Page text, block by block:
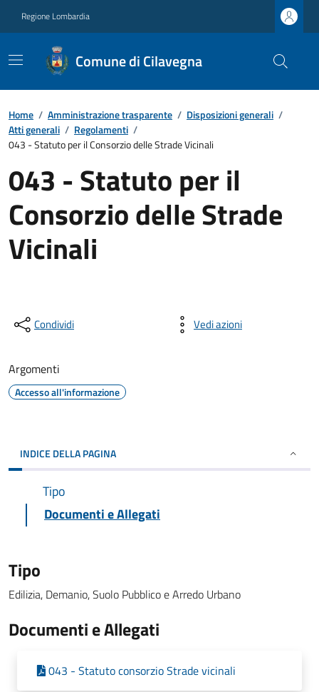
Regione Lombardia
Comune di Cilavegna
Home / Amministrazione trasparente / Disposizioni generali /
Atti generali / Regolamenti /
043 - Statuto per il Consorzio delle Strade Vicinali
043 - Statuto per il
Consorzio delle Strade
Vicinali
Condividi Vedi azioni
Argomenti
Accesso all'informazione
INDICE DELLA PAGINA
Tipo
Documenti e Allegati
Tipo
Edilizia, Demanio, Suolo Pubblico e Arredo Urbano
Documenti e Allegati
043 - Statuto consorzio Strade vicinali